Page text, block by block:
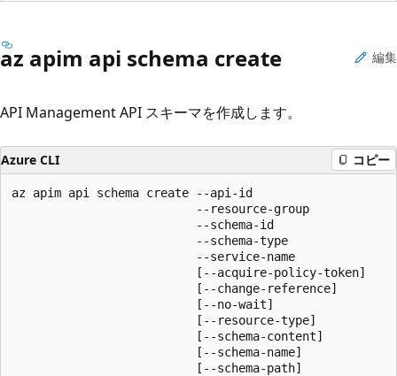
az apim api schema create 編集
API Management API スキーマを作成します。
Azure CLI コピー
az apim api schema create --api-id
                          --resource-group
                          --schema-id
                          --schema-type
                          --service-name
                          [--acquire-policy-token]
                          [--change-reference]
                          [--no-wait]
                          [--resource-type]
                          [--schema-content]
                          [--schema-name]
                          [--schema-path]